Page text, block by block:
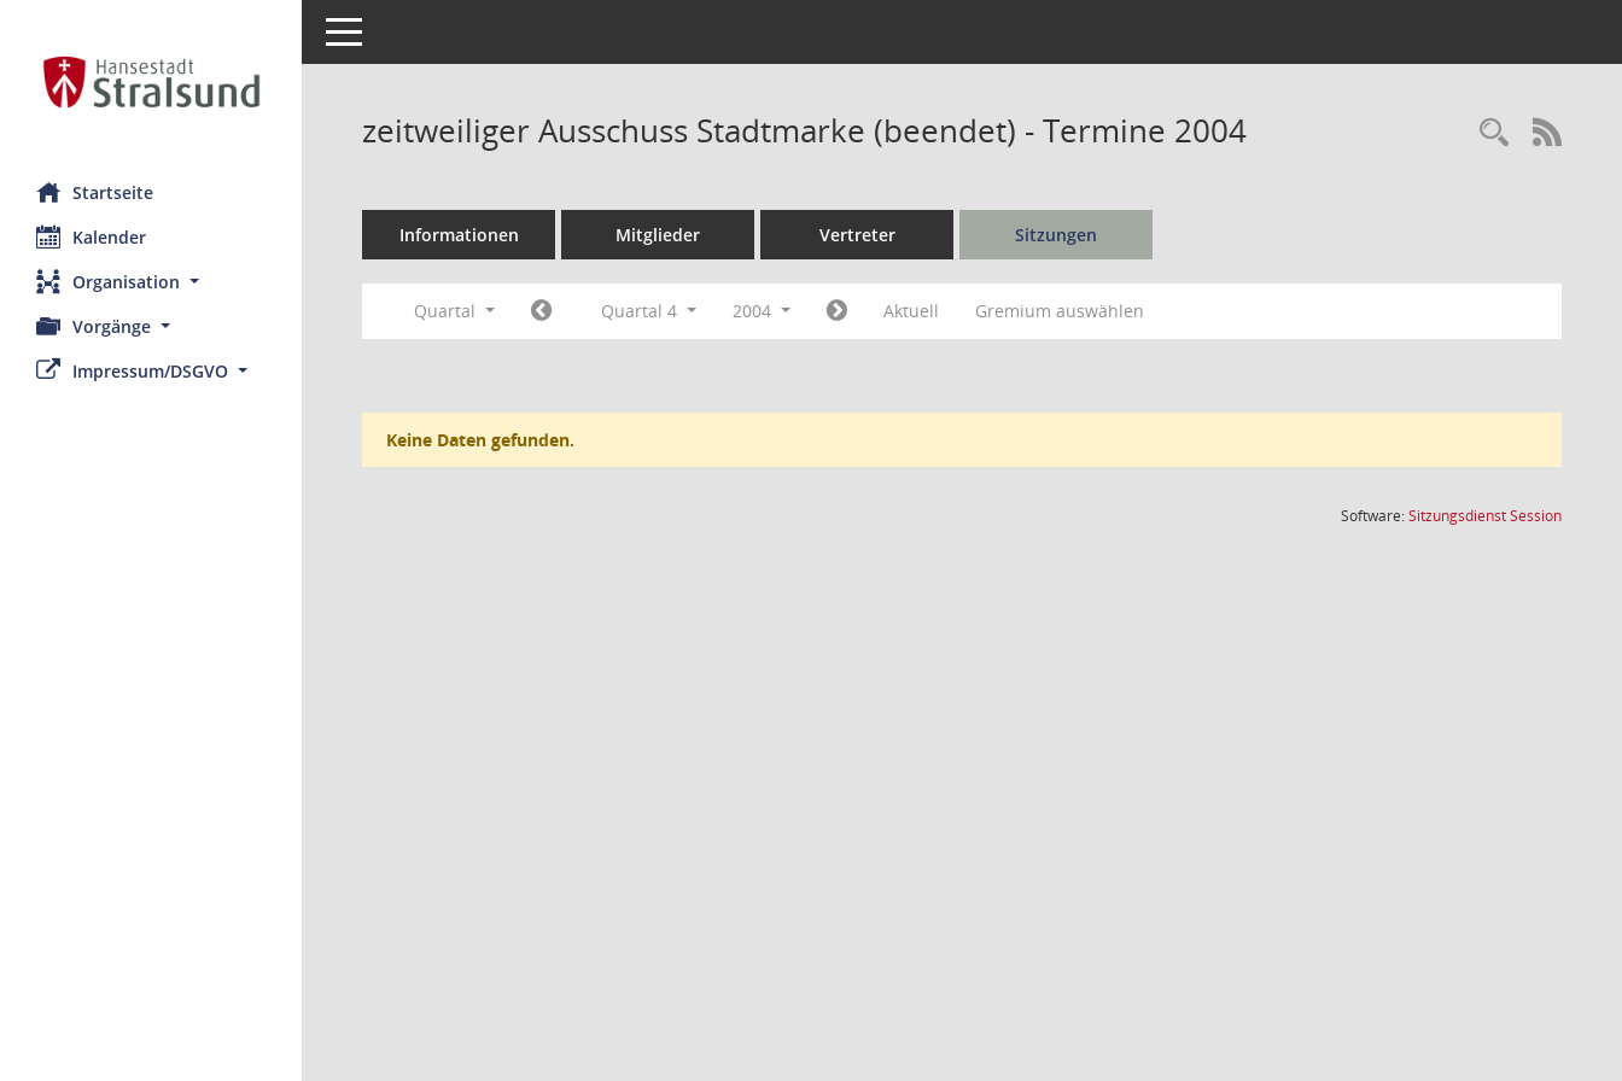
Startseite
Kalender
Organisation
Vorgänge
Impressum/DSGVO
Toggle navigation
zeitweiliger Ausschuss Stadtmarke (beendet) - Termine 2004
Informationen Mitglieder Vertreter Sitzungen
Quartal Quartal 4 2004 Aktuell Gremium auswählen
Keine Daten gefunden.
Software:SitzungsdienstSession(Wird in